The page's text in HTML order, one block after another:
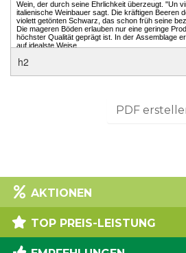
h2
PDF
AKTIONEN
TOP PREIS-LEISTUNG